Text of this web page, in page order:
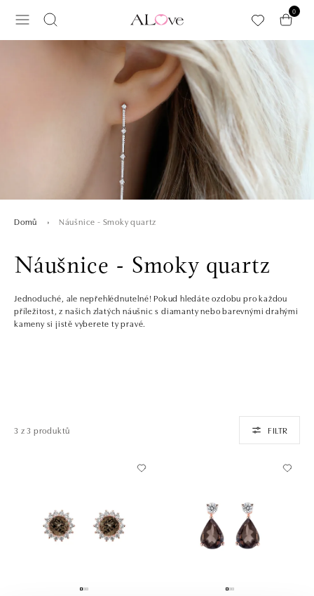
0
Domů Náušnice - Smoky quartz
Náušnice - Smoky quartz
Jednoduché, ale nepřehlédnutelné! Pokud hledáte ozdobu pro každou
příležitost, z našich zlatých náušnic s diamanty nebo barevnými drahými
kameny si jistě vyberete ty pravé.
3 z 3 produktů FILTR